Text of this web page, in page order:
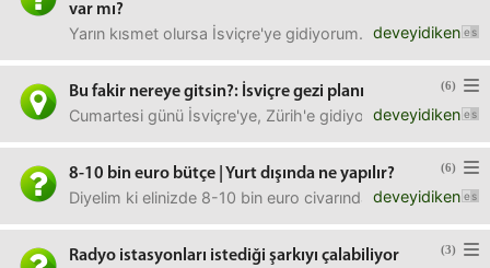
var mı?
deveyidiken
Yarın kısmet olursa İsviçre'ye gidiyorum. Ancak kafama
(6)
Bu fakir nereye gitsin?: İsviçre gezi planı
deveyidiken
Cumartesi günü İsviçre'ye, Zürih'e gidiyorum. 6 gün
(6)
8-10 bin euro bütçe | Yurt dışında ne yapılır?
deveyidiken
Diyelim ki elinizde 8-10 bin euro civarında bir bütçeniz
(3)
Radyo istasyonları istediği şarkıyı çalabiliyor